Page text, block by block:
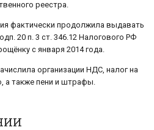
реестра.
фактически продолжила выдавать
20 п. 3 ст. 346.12 Налогового РФ
с января 2014 года.
организации НДС, налог на
а также пени и штрафы.